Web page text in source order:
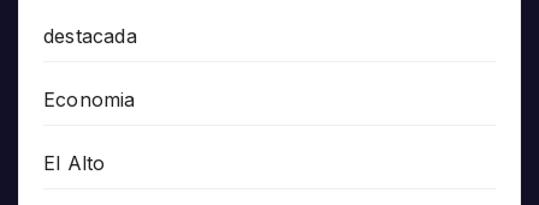
destacada
Economia
El Alto